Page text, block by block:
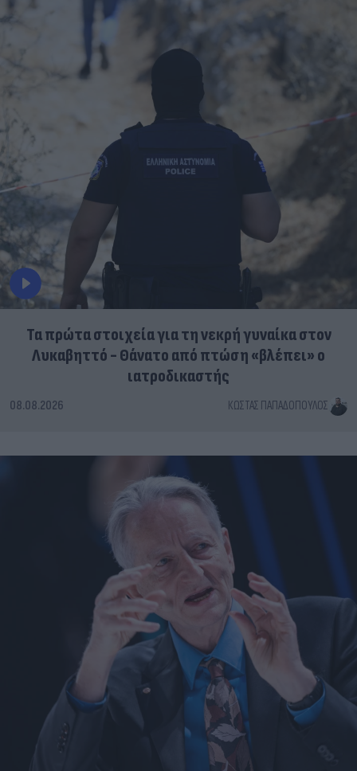
Τα πρώτα στοιχεία για τη νεκρή γυναίκα στον
Λυκαβηττό - Θάνατο από πτώση «βλέπει» ο
ιατροδικαστής
08.08.2026 ΚΏΣΤΑΣ ΠΑΠΑΔΌΠΟΥΛΟΣ